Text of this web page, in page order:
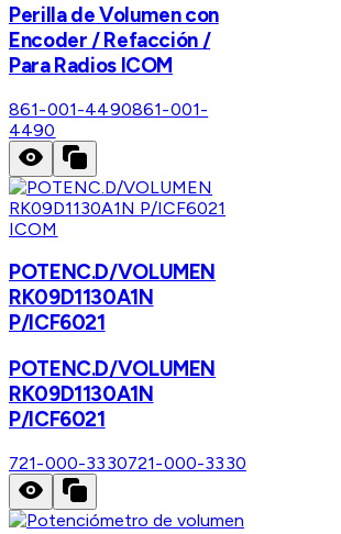
Perilla de Volumen con
Encoder / Refacción /
Para Radios ICOM
861-001-4490861-001-
4490
ICOM
POTENC.D/VOLUMEN
RK09D1130A1N
P/ICF6021
POTENC.D/VOLUMEN
RK09D1130A1N
P/ICF6021
721-000-3330721-000-3330